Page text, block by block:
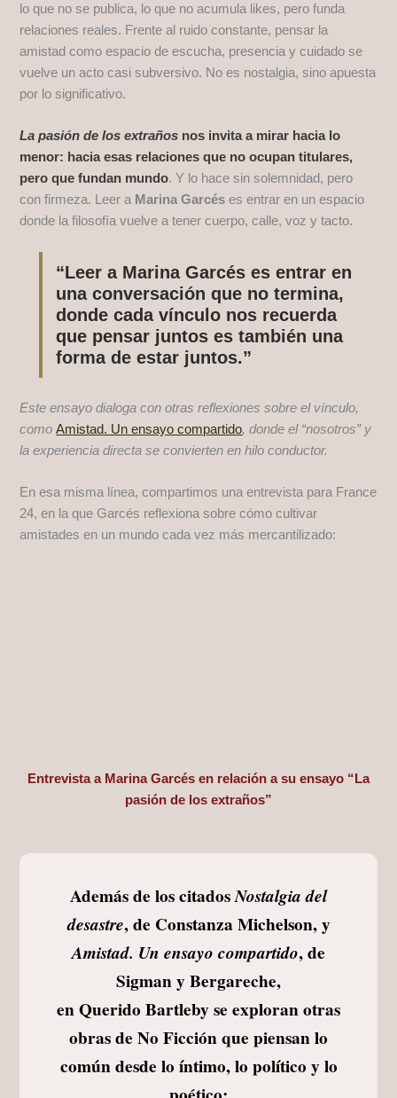
lo que no se publica, lo que no acumula likes, pero funda
relaciones reales. Frente al ruido constante, pensar la
amistad como espacio de escucha, presencia y cuidado se
vuelve un acto casi subversivo. No es nostalgia, sino apuesta
por lo significativo.
La pasión de los extraños nos invita a mirar hacia lo
menor: hacia esas relaciones que no ocupan titulares,
pero que fundan mundo. Y lo hace sin solemnidad, pero
con firmeza. Leer a Marina Garcés es entrar en un espacio
donde la filosofía vuelve a tener cuerpo, calle, voz y tacto.
“Leer a Marina Garcés es entrar en
una conversación que no termina,
donde cada vínculo nos recuerda
que pensar juntos es también una
forma de estar juntos.”
Este ensayo dialoga con otras reflexiones sobre el vínculo,
comoAmistad. Un ensayo compartido, donde el “nosotros” y
la experiencia directa se convierten en hilo conductor.
En esa misma línea, compartimos una entrevista para France
24, en la que Garcés reflexiona sobre cómo cultivar
amistades en un mundo cada vez más mercantilizado:
Entrevista a Marina Garcés en relación a su ensayo “La
pasión de los extraños”
Además de los citadosNostalgia del
desastre, de Constanza Michelson, y
Amistad. Un ensayo compartido, de
Sigman y Bergareche,
en Querido Bartleby se exploran otras
obras de No Ficción que piensan lo
común desde lo íntimo, lo político y lo